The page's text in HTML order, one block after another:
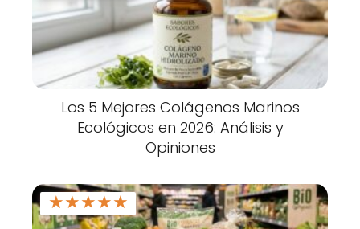
Los 5 Mejores Colágenos Marinos
Ecológicos en 2026: Análisis y
Opiniones
★★★★★